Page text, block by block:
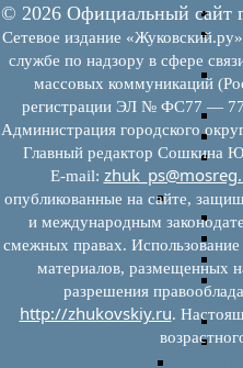
© 2026 Официальный сайт
Сетевое издание
службе по надзору в сфере
массовых коммуникаций
регистрации ЭЛ № ФС77 —
Администрация городского
Главный редактор Сошкина
E‑mail:
опубликованные на сайте,
и международным
смежных правах.
материалов, размещенных
разрешения
http://zhukovskiy.ru.